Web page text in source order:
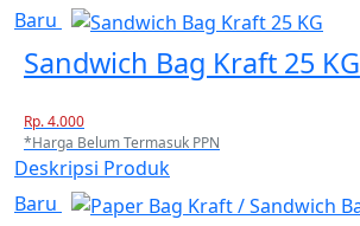
Baru
Sandwich Bag Kraft 25 KG
Rp. 4.000
*Harga Belum Termasuk PPN
Deskripsi Produk
Baru